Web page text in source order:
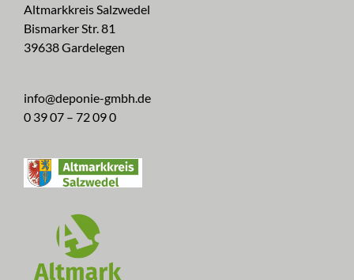
Altmarkkreis Salzwedel
Bismarker Str. 81
39638 Gardelegen
info@deponie-gmbh.de
0 39 07 – 72 09 0